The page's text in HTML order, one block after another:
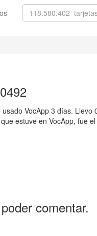
VocApp 3 días.
estuve en VocApp, fue
comentar.